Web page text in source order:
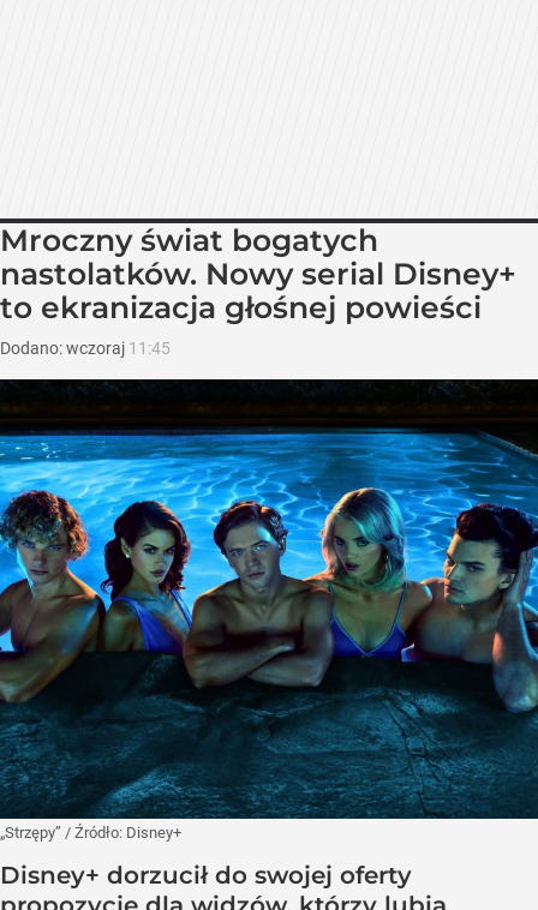
Mroczny świat bogatych
nastolatków. Nowy serial Disney+
to ekranizacja głośnej powieści
Dodano:wczoraj 11:45
„Strzępy” / Źródło: Disney+
Disney+ dorzucił do swojej oferty